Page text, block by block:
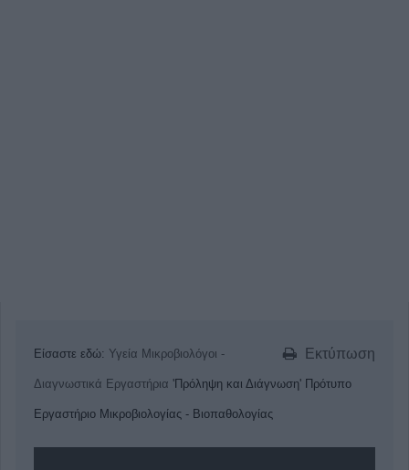
Εκτύπωση
Είσαστε εδώ: Υγεία Μικροβιολόγοι -
Διαγνωστικά Εργαστήρια 'Πρόληψη και Διάγνωση' Πρότυπο
Εργαστήριο Μικροβιολογίας - Βιοπαθολογίας